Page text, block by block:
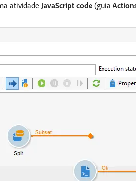
atividadeJavaScript code (guia